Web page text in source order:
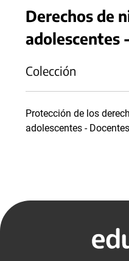
Derechos de
adolescentes
Colección
Protección de los
adolescentes - Docentes